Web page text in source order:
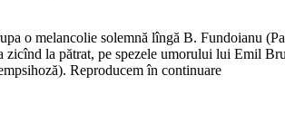
o melancolie solemnă lîngă B. Fundoianu
la pătrat, pe spezele umorului lui Emil
Reproducem în continuare